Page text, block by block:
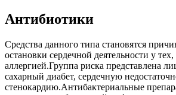
Антибиотики
Средства данного типа становятся
остановки сердечной деятельности у тех,
аллергией.Группа риска представлена
сахарный диабет, сердечную
стенокардию.Антибактериальные